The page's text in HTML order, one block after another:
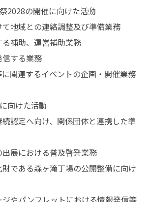
2028の開催に向けた活動
地域との連絡調整及び準備業務
補助、運営補助業務
する業務
関連するイベントの企画・開催業務
向けた活動
認定へ向け、関係団体と連携した準
展における普及啓発業務
である森ヶ滝丁場の公開整備に向け
やパンフレットにおける情報発信等